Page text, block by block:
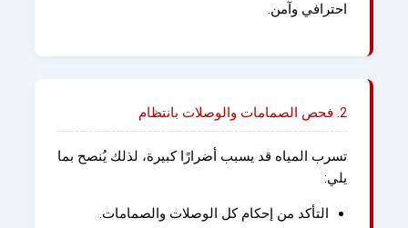
احترافي وآمن.
2. فحص الصمامات والوصلات بانتظام
تسرب المياه قد يسبب أضرارًا كبيرة، لذلك يُنصح بما
يلي:
التأكد من إحكام كل الوصلات والصمامات.